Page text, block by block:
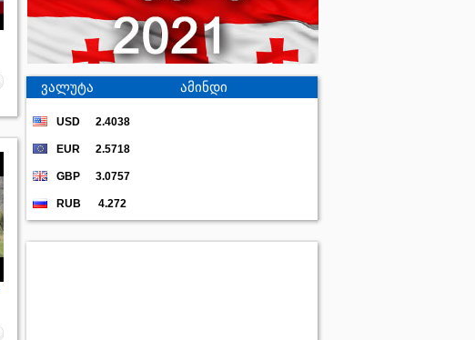
ვალუტა ამინდი
USD 2.4038
EUR 2.5718
GBP 3.0757
RUB 4.272